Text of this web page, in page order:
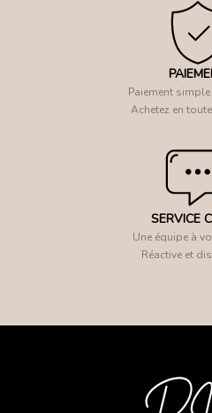
Paiement
Achetez en
SERVICE
Une équipe à
Réactive et